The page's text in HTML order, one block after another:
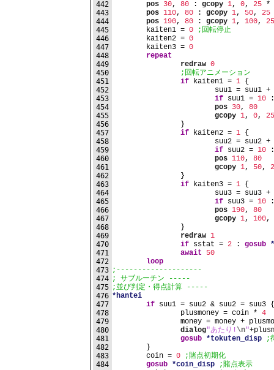
442
443
444
445
446
447
448
449
450
451
452
453
454
455
456
457
458
459
460
461
462
463
464
465
466
467
468
469
470
471
472
473
474
475
476
477
478
479
480
481
482
483
484
pos 30, 80 : gcopy 1, 0, 25 *
pos 110, 80 : gcopy 1, 50, 25
pos 190, 80 : gcopy 1, 100, 25
	kaiten1 =
0
;回転停止
	kaiten2 =
0
	kaiten3 =
0
repeat
redraw 0
;回転アニメーション
if kaiten1 = 1 {
			suu1 = suu1 +
if suu1 = 10
pos 30, 80
gcopy 1, 0, 25
		}
if kaiten2 = 1 {
			suu2 = suu2 +
if suu2 = 10
pos 110, 80
gcopy 1, 50,
		}
if kaiten3 = 1 {
			suu3 = suu3 +
if suu3 = 10
pos 190, 80
gcopy 1, 100,
		}
redraw 1
if sstat = 2 : gosub
await
50
loop
;--------------------
; サブルーチン -----
;並び判定・得点計算 -----
*hantei
if suu1 = suu2 & suu2 =
		plusmoney = coin *
4
money = money +
dialog"あたり! \n"
gosub *tokuten_disp
;
	}
	coin =
0
;賭点初期化
gosub *coin_disp
;賭点表示